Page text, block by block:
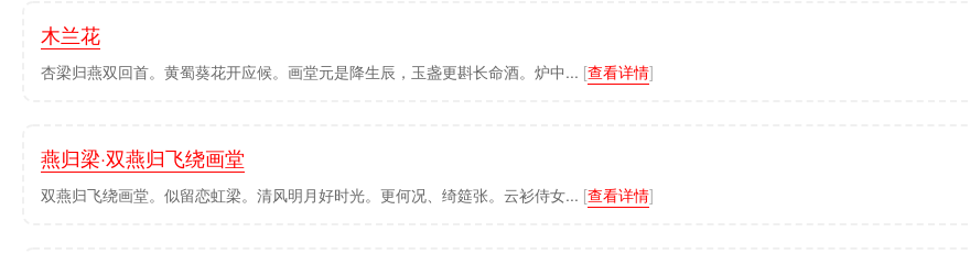
木兰花
杏梁归燕双回首。黄蜀葵花开应候。画堂元是降生辰，玉盏更斟长命酒。炉中... [查看详情]
燕归梁·双燕归飞绕画堂
双燕归飞绕画堂。似留恋虹梁。清风明月好时光。更何况、绮筵张。云衫侍女... [查看详情]